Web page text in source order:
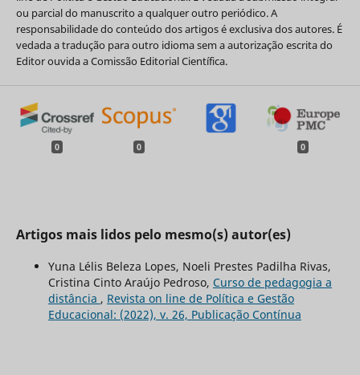
ou parcial do manuscrito a qualquer outro periódico. A
responsabilidade do conteúdo dos artigos é exclusiva dos autores. É
vedada a tradução para outro idioma sem a autorização escrita do
Editor ouvida a Comissão Editorial Científica.
0 0 0
Artigos mais lidos pelo mesmo(s) autor(es)
Yuna Lélis Beleza Lopes, Noeli Prestes Padilha Rivas,
Cristina Cinto Araújo Pedroso, Curso de pedagogia a
distância , Revista on line de Política e Gestão
Educacional: (2022), v. 26, Publicação Contínua